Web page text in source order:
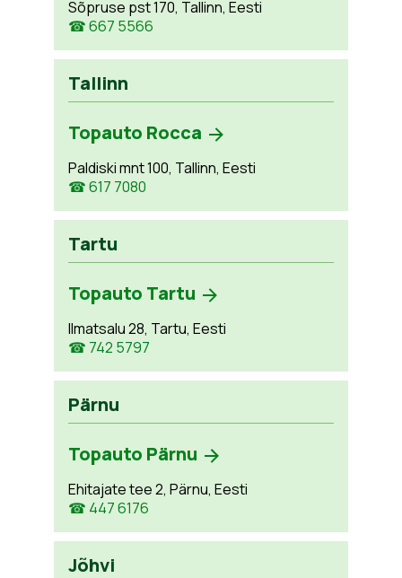
Sõpruse pst 170, Tallinn, Eesti
☎ 667 5566
Tallinn
Topauto Rocca
Paldiski mnt 100, Tallinn, Eesti
☎ 617 7080
Tartu
Topauto Tartu
Ilmatsalu 28, Tartu, Eesti
☎ 742 5797
Pärnu
Topauto Pärnu
Ehitajate tee 2, Pärnu, Eesti
☎ 447 6176
Jõhvi